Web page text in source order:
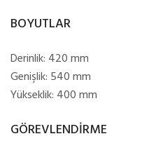
BOYUTLAR
Derinlik: 420 mm
Genişlik: 540 mm
Yükseklik: 400 mm
GÖREVLENDİRME